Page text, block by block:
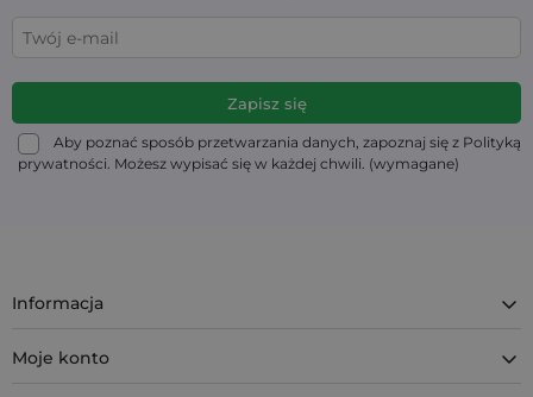
Aby poznać sposób przetwarzania danych, zapoznaj się z Polityką
prywatności. Możesz wypisać się w każdej chwili. (wymagane)
Informacja
Moje konto